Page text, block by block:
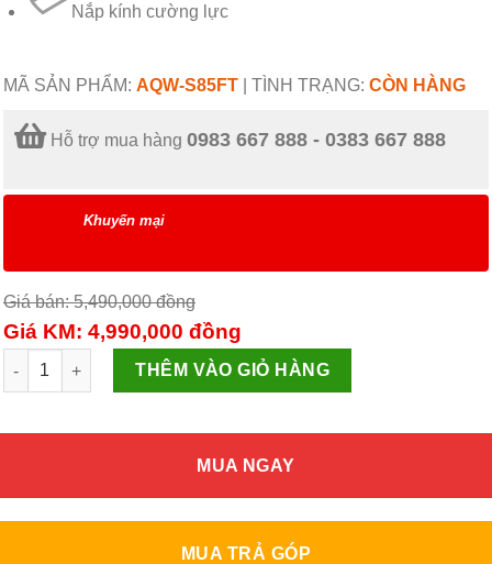
Nắp kính cường lực
MÃ SẢN PHẨM: AQW-S85FT TÌNH TRẠNG: CÒN HÀNG
Hỗ trợ mua hàng 0983 667 888 - 0383 667 888
Khuyến mại
Giá bán: 5,490,000đồng
Giá KM: 4,990,000 đồng
Máy giặt lồng đứng AQW-S85FT số lượng
THÊM VÀO GIỎ HÀNG
MUA NGAY
MUA TRẢ GÓP